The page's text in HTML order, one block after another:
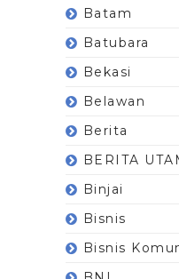
Batam
Batubara
Bekasi
Belawan
Berita
BERITA
Binjai
Bisnis
Bisnis